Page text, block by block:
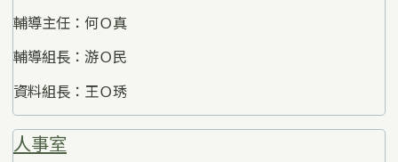
輔導主任：何Ｏ真
輔導組長：游Ｏ民
資料組長：王Ｏ琇
人事室